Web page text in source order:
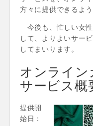
方々に提供できるよう
今後も、忙しい女
して、よりよいサー
してまいります。
オンライン
サービス概
提供開
始日：